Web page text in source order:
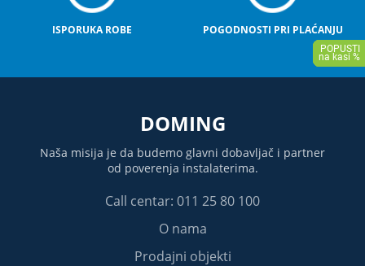
ISPORUKA ROBE POGODNOSTI PRI PLAĆANJU
DOMING
Naša misija je da budemo glavni dobavljač i partner
od poverenja instalaterima.
Call centar: 011 25 80 100
O nama
Prodajni objekti